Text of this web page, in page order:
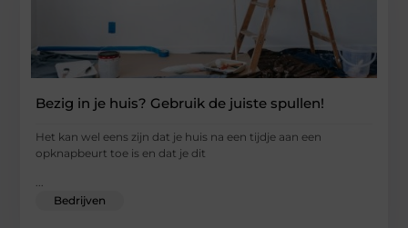
Bezig in je huis? Gebruik de juiste spullen!
Het kan wel eens zijn dat je huis na een tijdje aan een
opknapbeurt toe is en dat je dit
...
Bedrijven